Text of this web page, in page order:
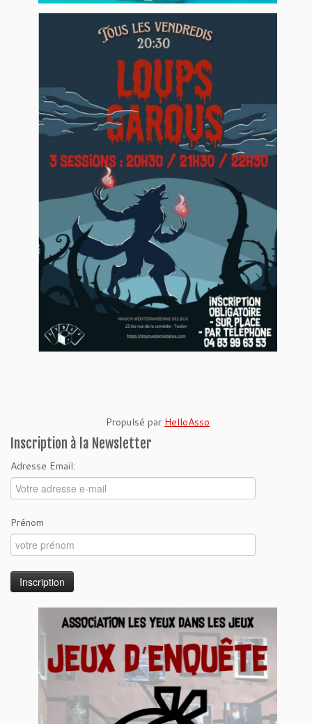
Propulsé par HelloAsso
Inscription à la Newsletter
Adresse Email:
Prénom